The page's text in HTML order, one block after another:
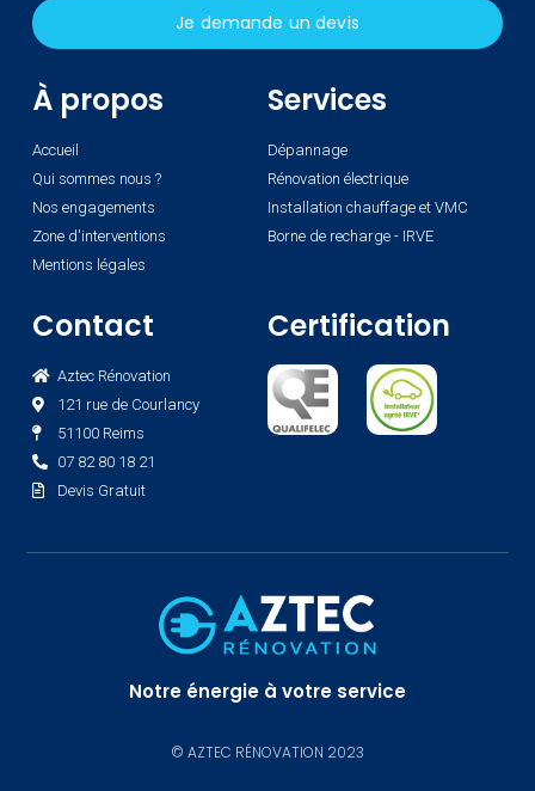
Je demande un devis
À propos
Accueil
Qui sommes nous ?
Nos engagements
Zone d'interventions
Mentions légales
Services
Dépannage
Rénovation électrique
Installation chauffage et VMC
Borne de recharge - IRVE
Contact
Aztec Rénovation
121 rue de Courlancy
51100 Reims
07 82 80 18 21
Devis Gratuit
Certification
Notre énergie à votre service
© AZTEC RÉNOVATION 2023